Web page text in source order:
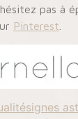
pas à
Pinterest
signes